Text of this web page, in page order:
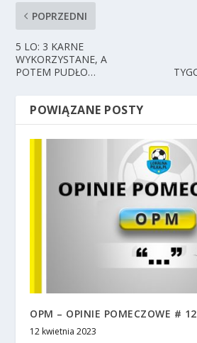
POPRZEDNI
5 LO: 3 KARNE
WYKORZYSTANE, A
POTEM PUDŁO…
POWIĄZANE POSTY
OPM – OPINIE POMECZOWE #
12 kwietnia 2023